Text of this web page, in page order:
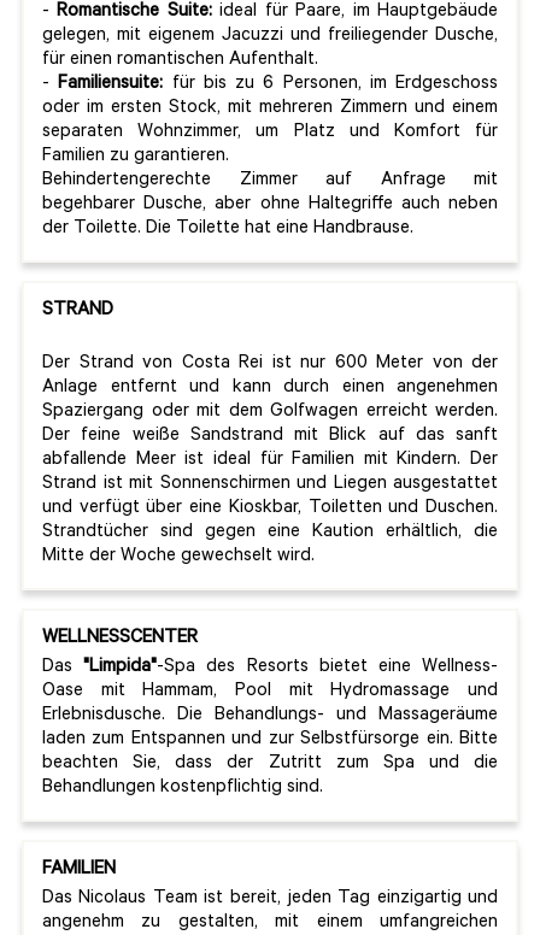
-Romantische Suite:ideal für Paare, im Hauptgebäude
gelegen, mit eigenem Jacuzzi und freiliegender Dusche,
für einen romantischen Aufenthalt.
-Familiensuite: für bis zu 6 Personen, im Erdgeschoss
oder im ersten Stock, mit mehreren Zimmern und einem
separaten Wohnzimmer, um Platz und Komfort für
Familien zu garantieren.
Behindertengerechte Zimmer auf Anfrage mit
begehbarer Dusche, aber ohne Haltegriffe auch neben
der Toilette. Die Toilette hat eine Handbrause.
STRAND
Der Strand von Costa Rei ist nur 600 Meter von der
Anlage entfernt und kann durch einen angenehmen
Spaziergang oder mit dem Golfwagen erreicht werden.
Der feine weiße Sandstrand mit Blick auf das sanft
abfallende Meer ist ideal für Familien mit Kindern. Der
Strand ist mit Sonnenschirmen und Liegen ausgestattet
und verfügt über eine Kioskbar, Toiletten und Duschen.
Strandtücher sind gegen eine Kaution erhältlich, die
Mitte der Woche gewechselt wird.
WELLNESSCENTER
Das"Limpida"-Spa des Resorts bietet eine Wellness-
Oase mit Hammam, Pool mit Hydromassage und
Erlebnisdusche. Die Behandlungs- und Massageräume
laden zum Entspannen und zur Selbstfürsorge ein. Bitte
beachten Sie, dass der Zutritt zum Spa und die
Behandlungen kostenpflichtig sind.
FAMILIEN
Das Nicolaus Team ist bereit, jeden Tag einzigartig und
angenehm zu gestalten, mit einem umfangreichen